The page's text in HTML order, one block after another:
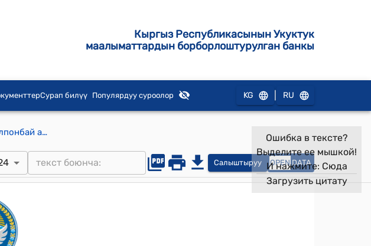
Кыргыз Республикасынын Укуктук
маалыматтардын борборлоштурулган банкы
Сурап билүү Популярдуу суроолор KG RU
Чолпонбай айылдык кеңешинин 2024-жылдын 26-июлундагы № 5 "Чолпонбай айыл аймагынын Жоон-Дөбө айылындагы кыш заводунун топурак алуучу жер аянтын кенейтүү боюнча" токтому
Салыштыруу OPEN DATA
Ошибка в тексте?
Выделите ее мышкой!
И нажмите: Сюда
Загрузить цитату